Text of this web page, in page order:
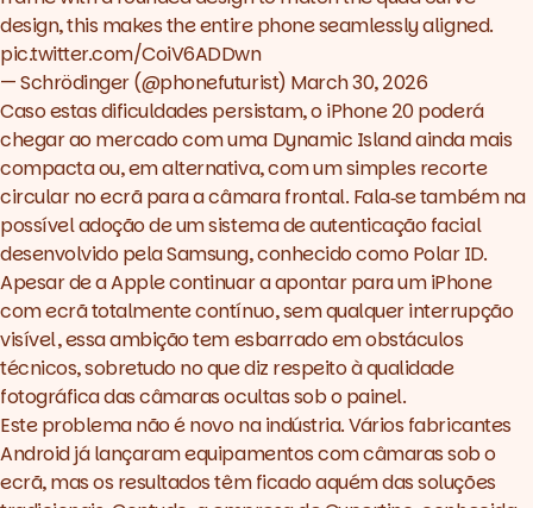
design, this makes the entire phone seamlessly aligned.
pic.twitter.com/CoiV6ADDwn
— Schrödinger (@phonefuturist) March 30, 2026
Caso estas dificuldades persistam, o iPhone 20 poderá
chegar ao mercado com uma Dynamic Island ainda mais
compacta ou, em alternativa, com um simples recorte
circular no ecrã para a câmara frontal. Fala‑se também na
possível adoção de um sistema de autenticação facial
desenvolvido pela Samsung, conhecido como Polar ID.
Apesar de a Apple continuar a apontar para um iPhone
com ecrã totalmente contínuo, sem qualquer interrupção
visível, essa ambição tem esbarrado em obstáculos
técnicos, sobretudo no que diz respeito à qualidade
fotográfica das câmaras ocultas sob o painel.
Este problema não é novo na indústria. Vários fabricantes
Android já lançaram equipamentos com câmaras sob o
ecrã, mas os resultados têm ficado aquém das soluções